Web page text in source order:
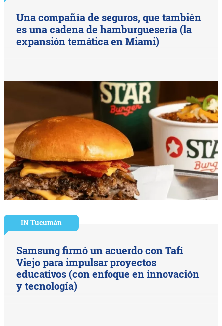
Una compañía de seguros, que también
es una cadena de hamburguesería (la
expansión temática en Miami)
IN Tucumán
Samsung firmó un acuerdo con Tafí
Viejo para impulsar proyectos
educativos (con enfoque en innovación
y tecnología)